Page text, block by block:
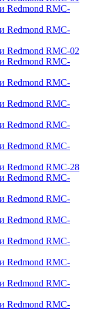
Redmond RMC-
Redmond RMC-
Redmond RMC-02
Redmond RMC-
Redmond RMC-
Redmond RMC-
Redmond RMC-
Redmond RMC-
Redmond RMC-28
Redmond RMC-
Redmond RMC-
Redmond RMC-
Redmond RMC-
Redmond RMC-
Redmond RMC-
Redmond RMC-